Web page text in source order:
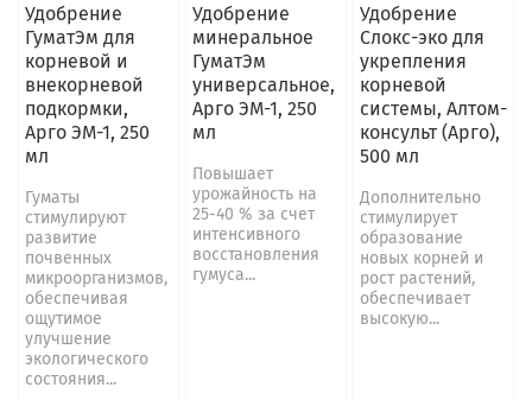
Удобрение
ГуматЭм для
корневой и
внекорневой
подкормки,
Арго ЭМ-1, 250
мл
Гуматы
стимулируют
развитие
почвенных
микроорганизмов,
обеспечивая
ощутимое
улучшение
экологического
состояния...
Удобрение
минеральное
ГуматЭм
универсальное,
Арго ЭМ-1, 250
мл
Повышает
урожайность на
25-40 % за счет
интенсивного
восстановления
гумуса...
Удобрение
Слокс-эко для
укрепления
корневой
системы, Алтом-
консульт (Арго),
500 мл
Дополнительно
стимулирует
образование
новых корней и
рост растений,
обеспечивает
высокую...